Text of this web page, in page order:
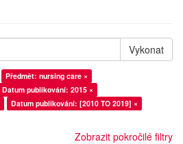
Vykonat
Předmět: nursing care ×
Datum publikování: 2015 ×
Datum publikování: [2010 TO 2019] ×
Zobrazit pokročilé filtry